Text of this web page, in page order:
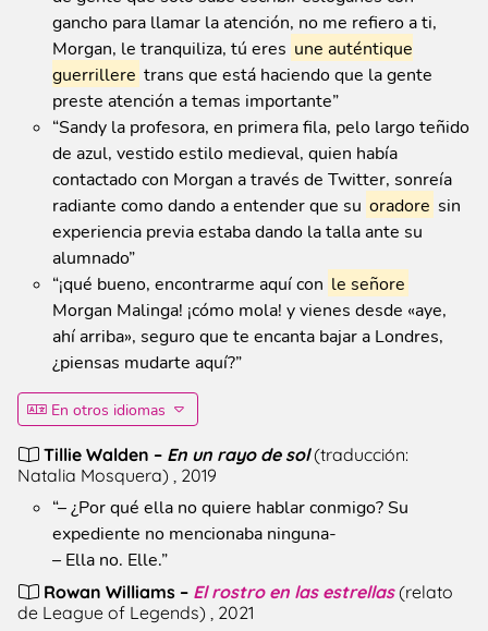
gancho para llamar la atención, no me refiero a ti,
Morgan, le tranquiliza, tú eres une auténtique
guerrillere trans que está haciendo que la gente
preste atención a temas importante”
“Sandy la profesora, en primera fila, pelo largo teñido
de azul, vestido estilo medieval, quien había
contactado con Morgan a través de Twitter, sonreía
radiante como dando a entender que su oradore sin
experiencia previa estaba dando la talla ante su
alumnado”
“¡qué bueno, encontrarme aquí con le señore
Morgan Malinga! ¡cómo mola! y vienes desde «aye,
ahí arriba», seguro que te encanta bajar a Londres,
¿piensas mudarte aquí?”
En otros idiomas
Tillie Walden – En un rayo de sol(traducción:
Natalia Mosquera)
, 2019
“– ¿Por qué ella no quiere hablar conmigo? Su
expediente no mencionaba ninguna-
– Ella no. Elle.”
Rowan Williams – El rostro en las estrellas(relato
de League of Legends)
, 2021